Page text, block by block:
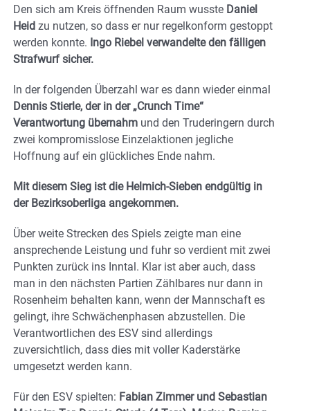
Den sich am Kreis öffnenden Raum wusste Daniel
Heid zu nutzen, so dass er nur regelkonform gestoppt
werden konnte. Ingo Riebel verwandelte den fälligen
Strafwurf sicher.
In der folgenden Überzahl war es dann wieder einmal
Dennis Stierle, der in der „Crunch Time“
Verantwortung übernahm und den Truderingern durch
zwei kompromisslose Einzelaktionen jegliche
Hoffnung auf ein glückliches Ende nahm.
Mit diesem Sieg ist die Helmich-Sieben endgültig in
der Bezirksoberliga angekommen.
Über weite Strecken des Spiels zeigte man eine
ansprechende Leistung und fuhr so verdient mit zwei
Punkten zurück ins Inntal. Klar ist aber auch, dass
man in den nächsten Partien Zählbares nur dann in
Rosenheim behalten kann, wenn der Mannschaft es
gelingt, ihre Schwächenphasen abzustellen. Die
Verantwortlichen des ESV sind allerdings
zuversichtlich, dass dies mit voller Kaderstärke
umgesetzt werden kann.
Für den ESV spielten: Fabian Zimmer und Sebastian